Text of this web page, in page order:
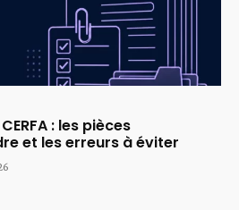
: les pièces
et les erreurs à éviter